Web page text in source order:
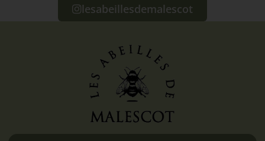
lesabeillesdemalescot